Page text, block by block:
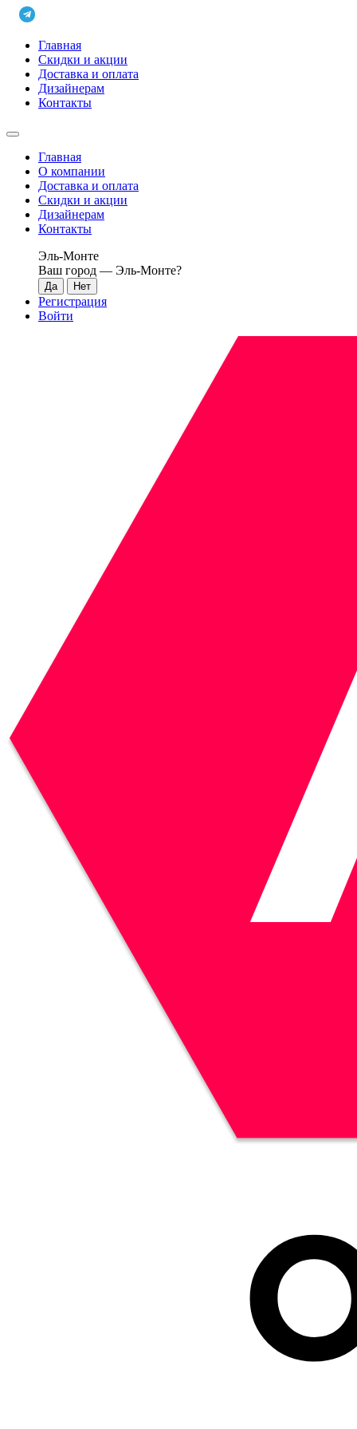
Главная
Скидки и акции
Доставка и оплата
Дизайнерам
Контакты
Главная
О компании
Доставка и оплата
Скидки и акции
Дизайнерам
Контакты
Эль-Монте
Ваш город — Эль-Монте?
Регистрация
Войти